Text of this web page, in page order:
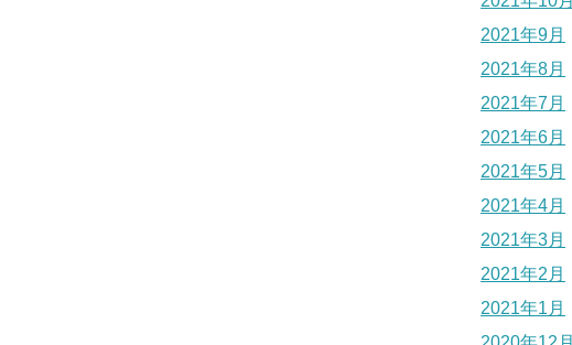
2021年9月
2021年8月
2021年7月
2021年6月
2021年5月
2021年4月
2021年3月
2021年2月
2021年1月